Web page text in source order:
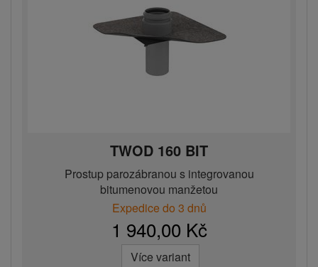
TWOD 160 BIT
Prostup parozábranou s integrovanou
bitumenovou manžetou
Expedice do 3 dnů
1 940,00 Kč
Více variant